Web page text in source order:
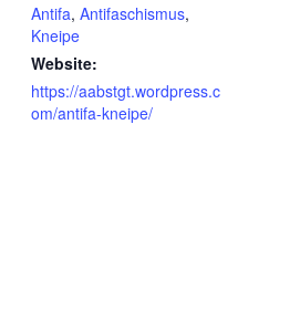
Antifa, Antifaschismus,
Kneipe
Website:
https://aabstgt.wordpress.c
om/antifa-kneipe/